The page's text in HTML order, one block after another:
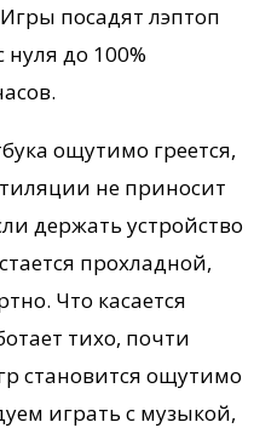
посадят лэптоп
до 100%
ощутимо греется,
не приносит
держать устройство
прохладной,
Что касается
тихо, почти
становится ощутимо
играть с музыкой,